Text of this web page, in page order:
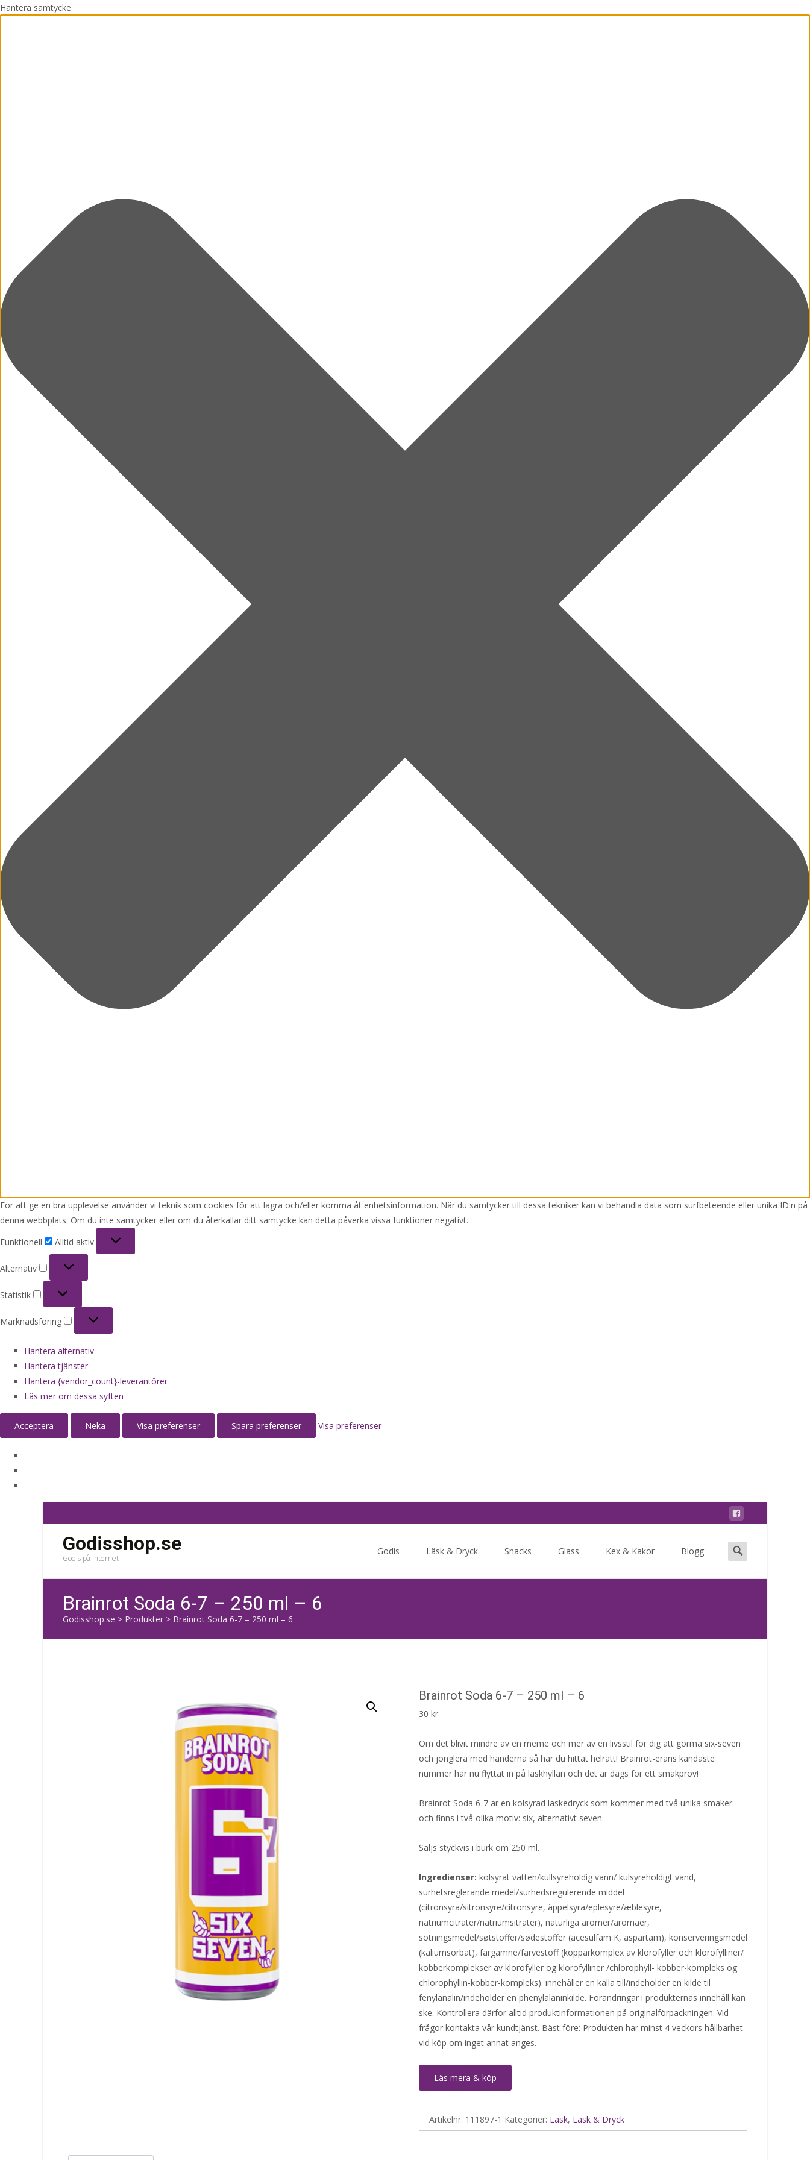
Hantera samtycke
För att ge en bra upplevelse använder vi teknik som cookies för att lagra och/eller komma åt enhetsinformation. När du samtycker till dessa tekniker kan vi behandla data som surfbeteende eller unika ID:n på
denna webbplats. Om du inte samtycker eller om du återkallar ditt samtycke kan detta påverka vissa funktioner negativt.
Funktionell
Alltid aktiv
Alternativ
Statistik
Marknadsföring
Hantera alternativ
Hantera tjänster
Hantera {vendor_count}-leverantörer
Läs mer om dessa syften
Acceptera Neka Visa preferenser Spara preferenser Visa preferenser
Godisshop.se
Godis på internet
Godis Läsk & Dryck Snacks Glass Kex & Kakor Blogg
Search
for:
Brainrot Soda 6-7 – 250 ml – 6
Godisshop.se > Produkter > Brainrot Soda 6-7 – 250 ml – 6
Brainrot Soda 6-7 – 250 ml – 6
30 kr
Om det blivit mindre av en meme och mer av en livsstil för dig att gorma six-seven
och jonglera med händerna så har du hittat helrätt! Brainrot-erans kändaste
nummer har nu flyttat in på läskhyllan och det är dags för ett smakprov!
Brainrot Soda 6-7 är en kolsyrad läskedryck som kommer med två unika smaker
och finns i två olika motiv: six, alternativt seven.
Säljs styckvis i burk om 250 ml.
Ingredienser: kolsyrat vatten/kullsyreholdig vann/ kulsyreholdigt vand,
surhetsreglerande medel/surhedsregulerende middel
(citronsyra/sitronsyre/citronsyre, äppelsyra/eplesyre/æblesyre,
natriumcitrater/natriumsitrater), naturliga aromer/aromaer,
sötningsmedel/søtstoffer/sødestoffer (acesulfam K, aspartam), konserveringsmedel
(kaliumsorbat), färgämne/farvestoff (kopparkomplex av klorofyller och klorofylliner/
kobberkomplekser av klorofyller og klorofylliner /chlorophyll- kobber-kompleks og
chlorophyllin-kobber-kompleks). innehåller en källa till/indeholder en kilde til
fenylanalin/indeholder en phenylalaninkilde. Förändringar i produkternas innehåll kan
ske. Kontrollera därför alltid produktinformationen på originalförpackningen. Vid
frågor kontakta vår kundtjänst. Bäst före: Produkten har minst 4 veckors hållbarhet
vid köp om inget annat anges.
Läs mera & köp
Artikelnr: 111897-1 Kategorier: Läsk, Läsk & Dryck